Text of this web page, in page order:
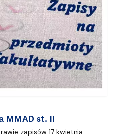
MMAD st. II
zapisów 17 kwietnia